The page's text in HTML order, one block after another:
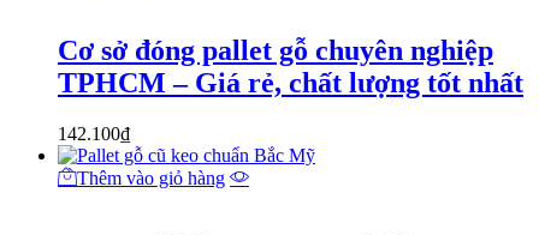
Cơ sở đóng pallet gỗ chuyên nghiệp
TPHCM – Giá rẻ, chất lượng tốt nhất
142.100₫
Thêm vào giỏ hàng